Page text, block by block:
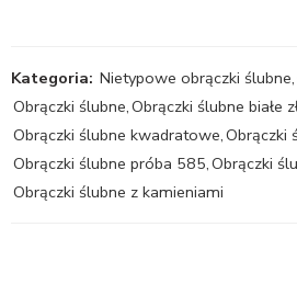
Kategoria: Nietypowe obrączki ślubne,
Obrączki ślubne,Obrączki ślubne białe
Obrączki ślubne kwadratowe,Obrączki
Obrączki ślubne próba 585,Obrączki
Obrączki ślubne z kamieniami